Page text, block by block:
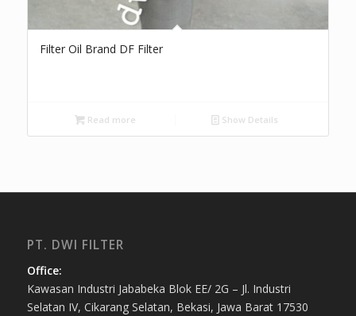
Filter Oil Brand DF Filter
Read more Show Details
PT. DWI FILTER
Office:
Kawasan Industri Jababeka Blok EE/ 2G – Jl. Industri
Selatan IV, Cikarang Selatan, Bekasi, Jawa Barat 17530